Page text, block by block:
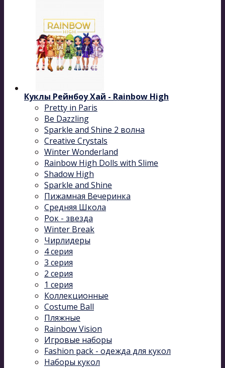
Куклы Рейнбоу Хай - Rainbow High
Pretty in Paris
Be Dazzling
Sparkle and Shine 2 волна
Сreative Сrystals
Winter Wonderland
Rainbow High Dolls with Slime
Shadow High
Sparkle and Shine
Пижамная Вечеринка
Средняя Школа
Рок - звезда
Winter Break
Чирлидеры
4 серия
3 серия
2 серия
1 серия
Коллекционные
Costume Ball
Пляжные
Rainbow Vision
Игровые наборы
Fashion pack - одежда для кукол
Наборы кукол